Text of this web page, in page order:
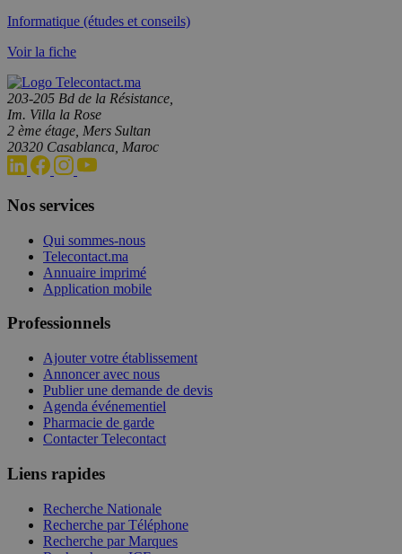
Informatique (études et conseils)
Voir la fiche
203-205 Bd de la Résistance,
Im. Villa la Rose
2 ème étage, Mers Sultan
20320 Casablanca, Maroc
Nos services
Qui sommes-nous
Telecontact.ma
Annuaire imprimé
Application mobile
Professionnels
Ajouter votre établissement
Annoncer avec nous
Publier une demande de devis
Agenda événementiel
Pharmacie de garde
Contacter Telecontact
Liens rapides
Recherche Nationale
Recherche par Téléphone
Recherche par Marques